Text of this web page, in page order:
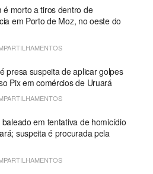
é morto a tiros dentro de
em Porto de Moz, no oeste do
presa suspeita de aplicar golpes
Pix em comércios de Uruará
em tentativa de homicídio
suspeita é procurada pela